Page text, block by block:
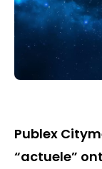
Publex
“actuele”